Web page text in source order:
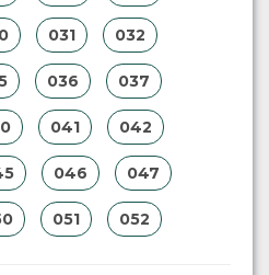
031 032
036 037
041 042
046 047
051 052